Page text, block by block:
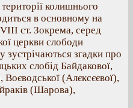
території колишнього
в основному на
ст. Зокрема, серед
церкви слободи
зустрічаються згадки про
слобід Байдакової,
(Алєксєєвої),
(Шарова),